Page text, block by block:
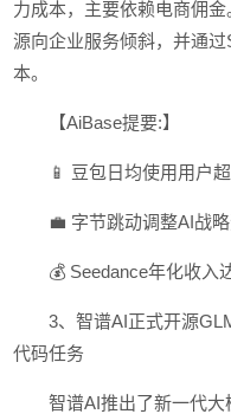
力成本，主要依赖电商佣
源向企业服务倾斜，并通
本。
【AiBase提要:】
📱 豆包日均使用用户
💼 字节跳动调整AI战
💰 Seedance年化收入
3、智谱AI正式开源
代码任务
智谱AI推出了新一代